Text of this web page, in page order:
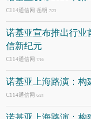
C114通信网 岳明 7/23
诺基亚宣布推出行业
信新纪元
C114通信网 7/16
诺基亚上海路演：构
C114通信网 6/24